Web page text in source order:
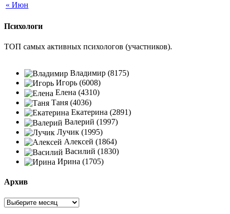
« Июн
Психологи
ТОП самых активных психологов (участников).
Владимир (8175)
Игорь (6008)
Елена (4310)
Таня (4036)
Екатерина (2891)
Валерий (1997)
Лучик (1995)
Алексей (1864)
Василий (1830)
Ирина (1705)
Архив